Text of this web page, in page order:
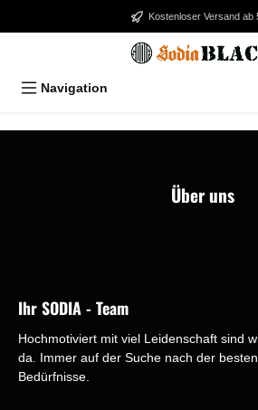
Zum Hauptinhalt springenKostenloser Versand ab
Navigation
Über uns
Ihr SODIA - Team
Hochmotiviert mit viel Leidenschaft sind
da. Immer auf der Suche nach der
Bedürfnisse.